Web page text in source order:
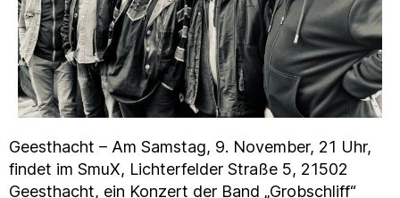
Geesthacht – Am Samstag, 9. November, 21 Uhr,
findet im SmuX, Lichterfelder Straße 5, 21502
Geesthacht, ein Konzert der Band „Grobschliff“